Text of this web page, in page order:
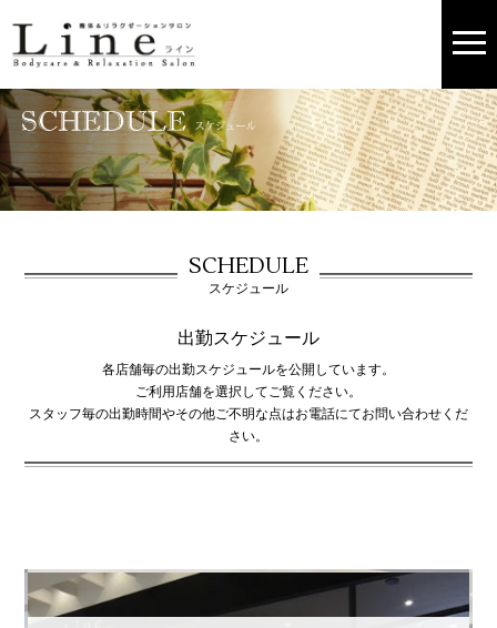
SCHEDULE
スケジュール
出勤スケジュール
各店舗毎の出勤スケジュールを公開しています。
ご利用店舗を選択してご覧ください。
スタッフ毎の出勤時間やその他ご不明な点はお電話にてお問い合わせくだ
さい。